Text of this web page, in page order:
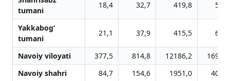
tumani
18,4 32,7 419,8 54,7
Yakkabog‘
tumani
21,1 37,9 415,5 66,7
Navoiy viloyati 377,5 814,8 12186,2
1699,2
Navoiy shahri
84,7 154,6 1951,0
405,5